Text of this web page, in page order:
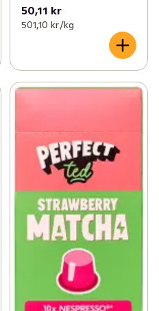
50,11 kr
501,10 kr /kg